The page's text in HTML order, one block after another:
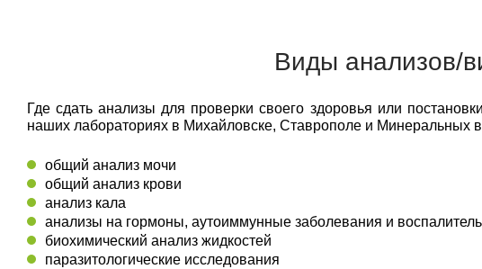
Виды анализов/
Где сдать анализы для проверки своего здоровья или
наших лабораториях в Михайловске, Ставрополе и Минеральных
общий анализ мочи
общий анализ крови
анализ кала
анализы на гормоны, аутоиммунные заболевания и
биохимический анализ жидкостей
паразитологические исследования